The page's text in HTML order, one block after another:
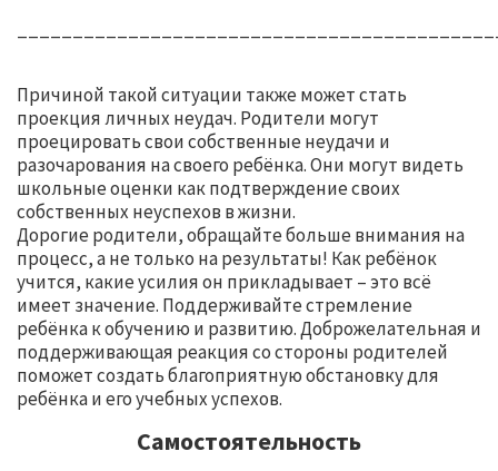
Причиной такой ситуации также может стать
проекция личных неудач. Родители могут
проецировать свои собственные неудачи и
разочарования на своего ребёнка. Они могут видеть
школьные оценки как подтверждение своих
собственных неуспехов в жизни.
Дорогие родители, обращайте больше внимания на
процесс, а не только на результаты! Как ребёнок
учится, какие усилия он прикладывает – это всё
имеет значение. Поддерживайте стремление
ребёнка к обучению и развитию. Доброжелательная и
поддерживающая реакция со стороны родителей
поможет создать благоприятную обстановку для
ребёнка и его учебных успехов.
Самостоятельность